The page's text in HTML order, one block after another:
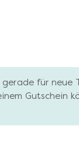
für neue
Gutschein